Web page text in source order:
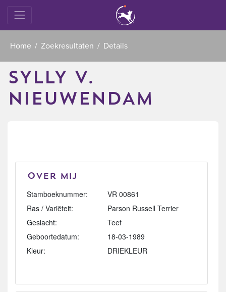
Home Zoekresultaten Details
SYLLY V.
NIEUWENDAM
Over mij
Stamboeknummer:
VR 00861
Ras / Variëteit:
Parson Russell Terrier
Geslacht:
Teef
Geboortedatum:
18-03-1989
Kleur:
DRIEKLEUR